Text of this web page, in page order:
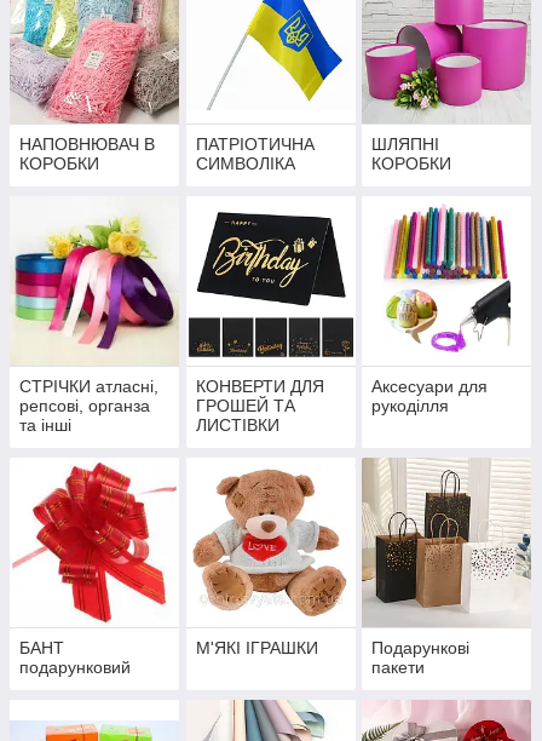
НАПОВНЮВАЧ В
КОРОБКИ
ПАТРІОТИЧНА
СИМВОЛІКА
ШЛЯПНІ
КОРОБКИ
СТРІЧКИ атласні,
репсові, органза
та інші
КОНВЕРТИ ДЛЯ
ГРОШЕЙ ТА
ЛИСТІВКИ
Аксесуари для
рукоділля
БАНТ
подарунковий
М'ЯКІ ІГРАШКИ
Подарункові
пакети